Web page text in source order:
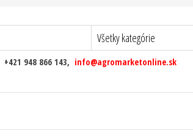
+421 948 866 143, info@agromarketonline.sk